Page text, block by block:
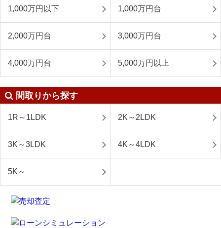
1,000万円以下 1,000万円台
2,000万円台 3,000万円台
4,000万円台 5,000万円以上
間取りから探す
1R～1LDK 2K～2LDK
3K～3LDK 4K～4LDK
5K～